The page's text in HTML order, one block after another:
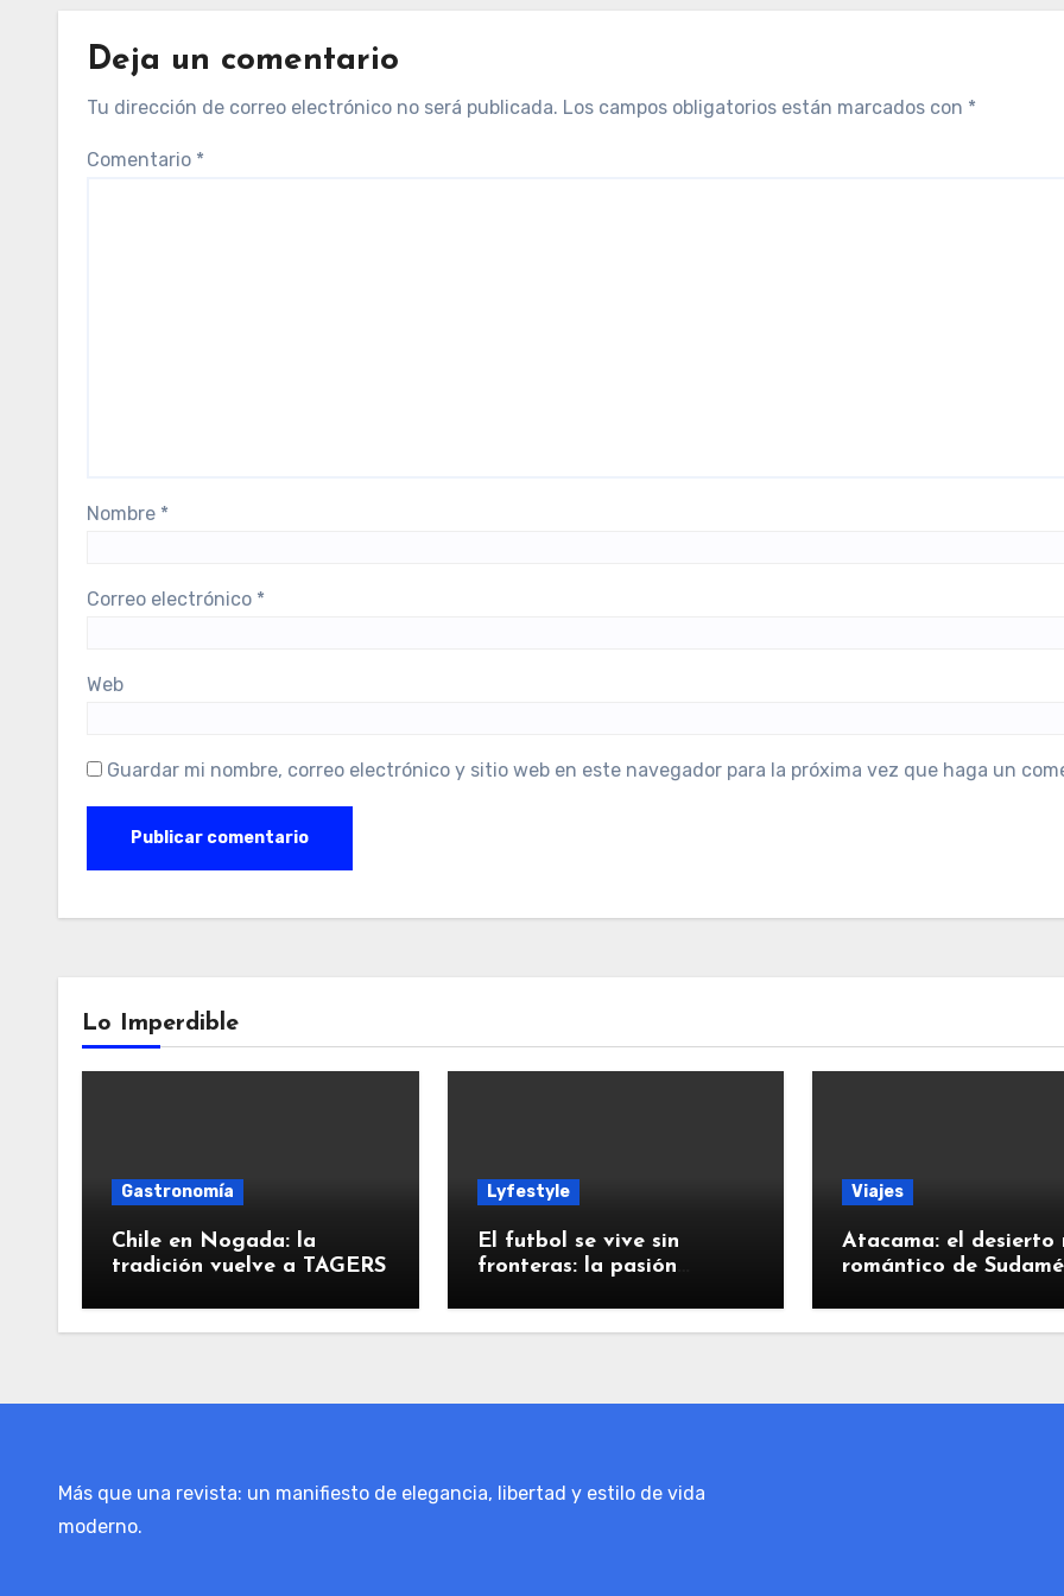
Deja un comentario
Tu dirección de correo electrónico no será publicada. Los campos obligatorios están marcados con *
Comentario *
Nombre *
Correo electrónico *
Web
Guardar mi nombre, correo electrónico y sitio web en este navegador para la próxima vez que haga un
Lo Imperdible
Gastronomía
Chile en Nogada: la
tradición vuelve a TAGERS
Lyfestyle
El futbol se vive sin
fronteras: la pasión
Viajes
Atacama: el desierto
romántico de
viajeros
Más que una revista: un manifiesto de elegancia, libertad y estilo de vida
moderno.